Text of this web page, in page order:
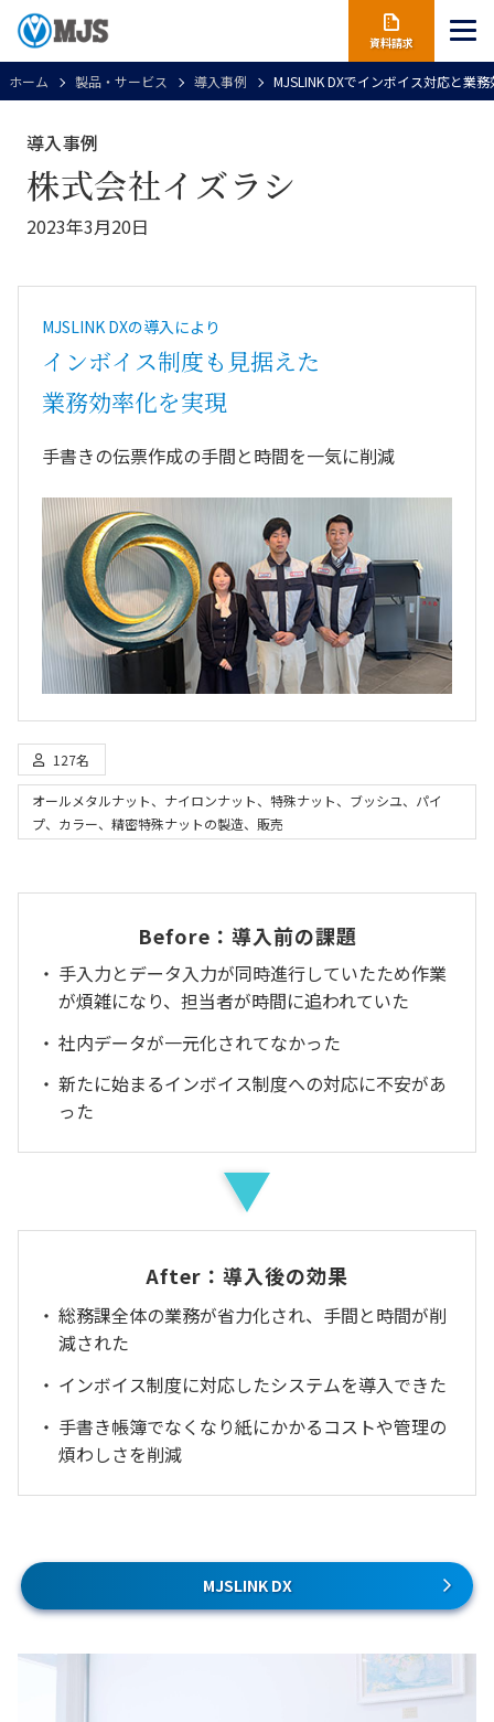
資料請求
ホーム 製品・サービス 導入事例 MJSLINK DXでインボイス対応と業
導入事例
株式会社イズラシ
2023年3月20日
MJSLINK DXの導入により
インボイス制度も見据えた
業務効率化を実現
手書きの伝票作成の手間と時間を一気に削減
127名
オールメタルナット、ナイロンナット、特殊ナット、ブッシユ、パイ
プ、カラー、精密特殊ナットの製造、販売
Before：導入前の課題
手入力とデータ入力が同時進行していたため作業
が煩雑になり、担当者が時間に追われていた
社内データが一元化されてなかった
新たに始まるインボイス制度への対応に不安があ
った
After：導入後の効果
総務課全体の業務が省力化され、手間と時間が削
減された
インボイス制度に対応したシステムを導入できた
手書き帳簿でなくなり紙にかかるコストや管理の
煩わしさを削減
MJSLINK DX